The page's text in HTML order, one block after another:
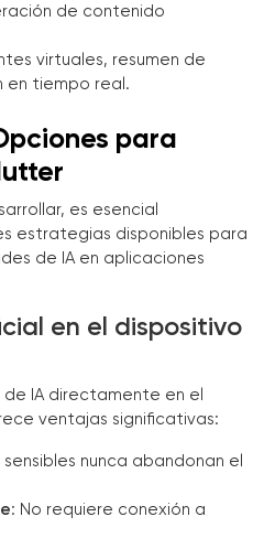
de contenido
virtuales, resumen de
en tiempo real.
para
es esencial
estrategias disponibles para
de IA en aplicaciones
en el dispositivo
IA directamente en el
ventajas significativas:
nunca abandonan el
: No requiere conexión a